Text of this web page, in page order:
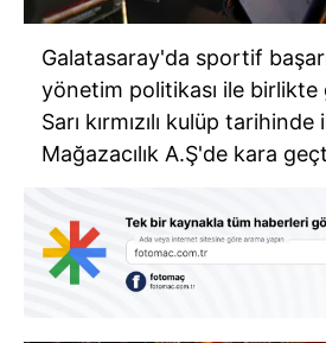
Galatasaray'da sportif
yönetim politikası ile birlikte
Sarı kırmızılı kulüp tarihinde
Mağazacılık A.Ş'de kara